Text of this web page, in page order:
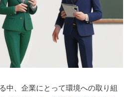
中、企業にとって環境への取り組